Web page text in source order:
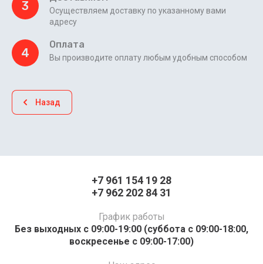
3
Осуществляем доставку по указанному вами
адресу
4
Оплата
Вы производите оплату любым удобным способом
Назад
+7 961 154 19 28
+7 962 202 84 31
График работы
Без выходных с 09:00-19:00 (суббота с 09:00-18:00,
воскресенье с 09:00-17:00)